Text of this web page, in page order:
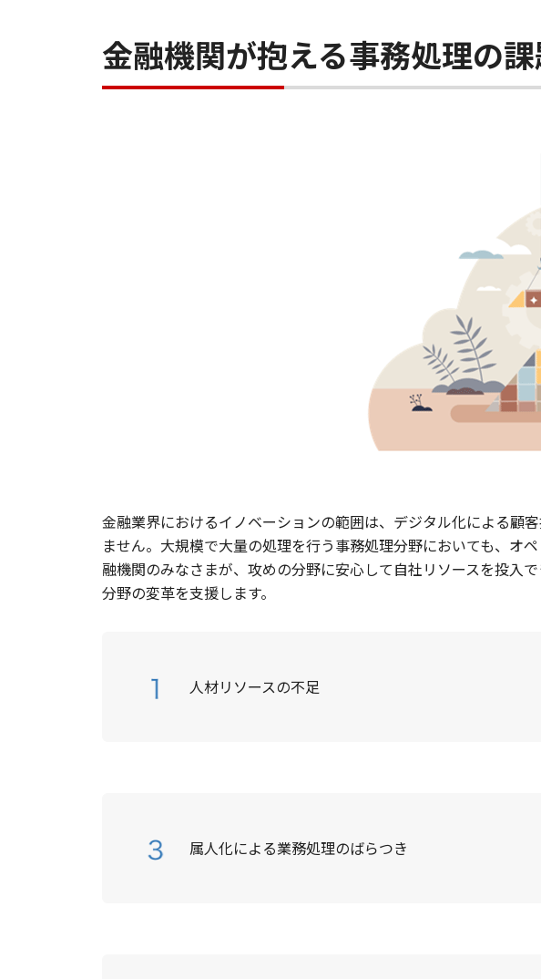
金融機関が抱える事務処理の
金融業界におけるイノベーションの範囲は、デジタル化による顧
ません。大規模で大量の処理を行う事務処理分野においても、オ
融機関のみなさまが、攻めの分野に安心して自社リソースを投入
分野の変革を支援します。
人材リソースの不足
属人化による業務処理のばらつき